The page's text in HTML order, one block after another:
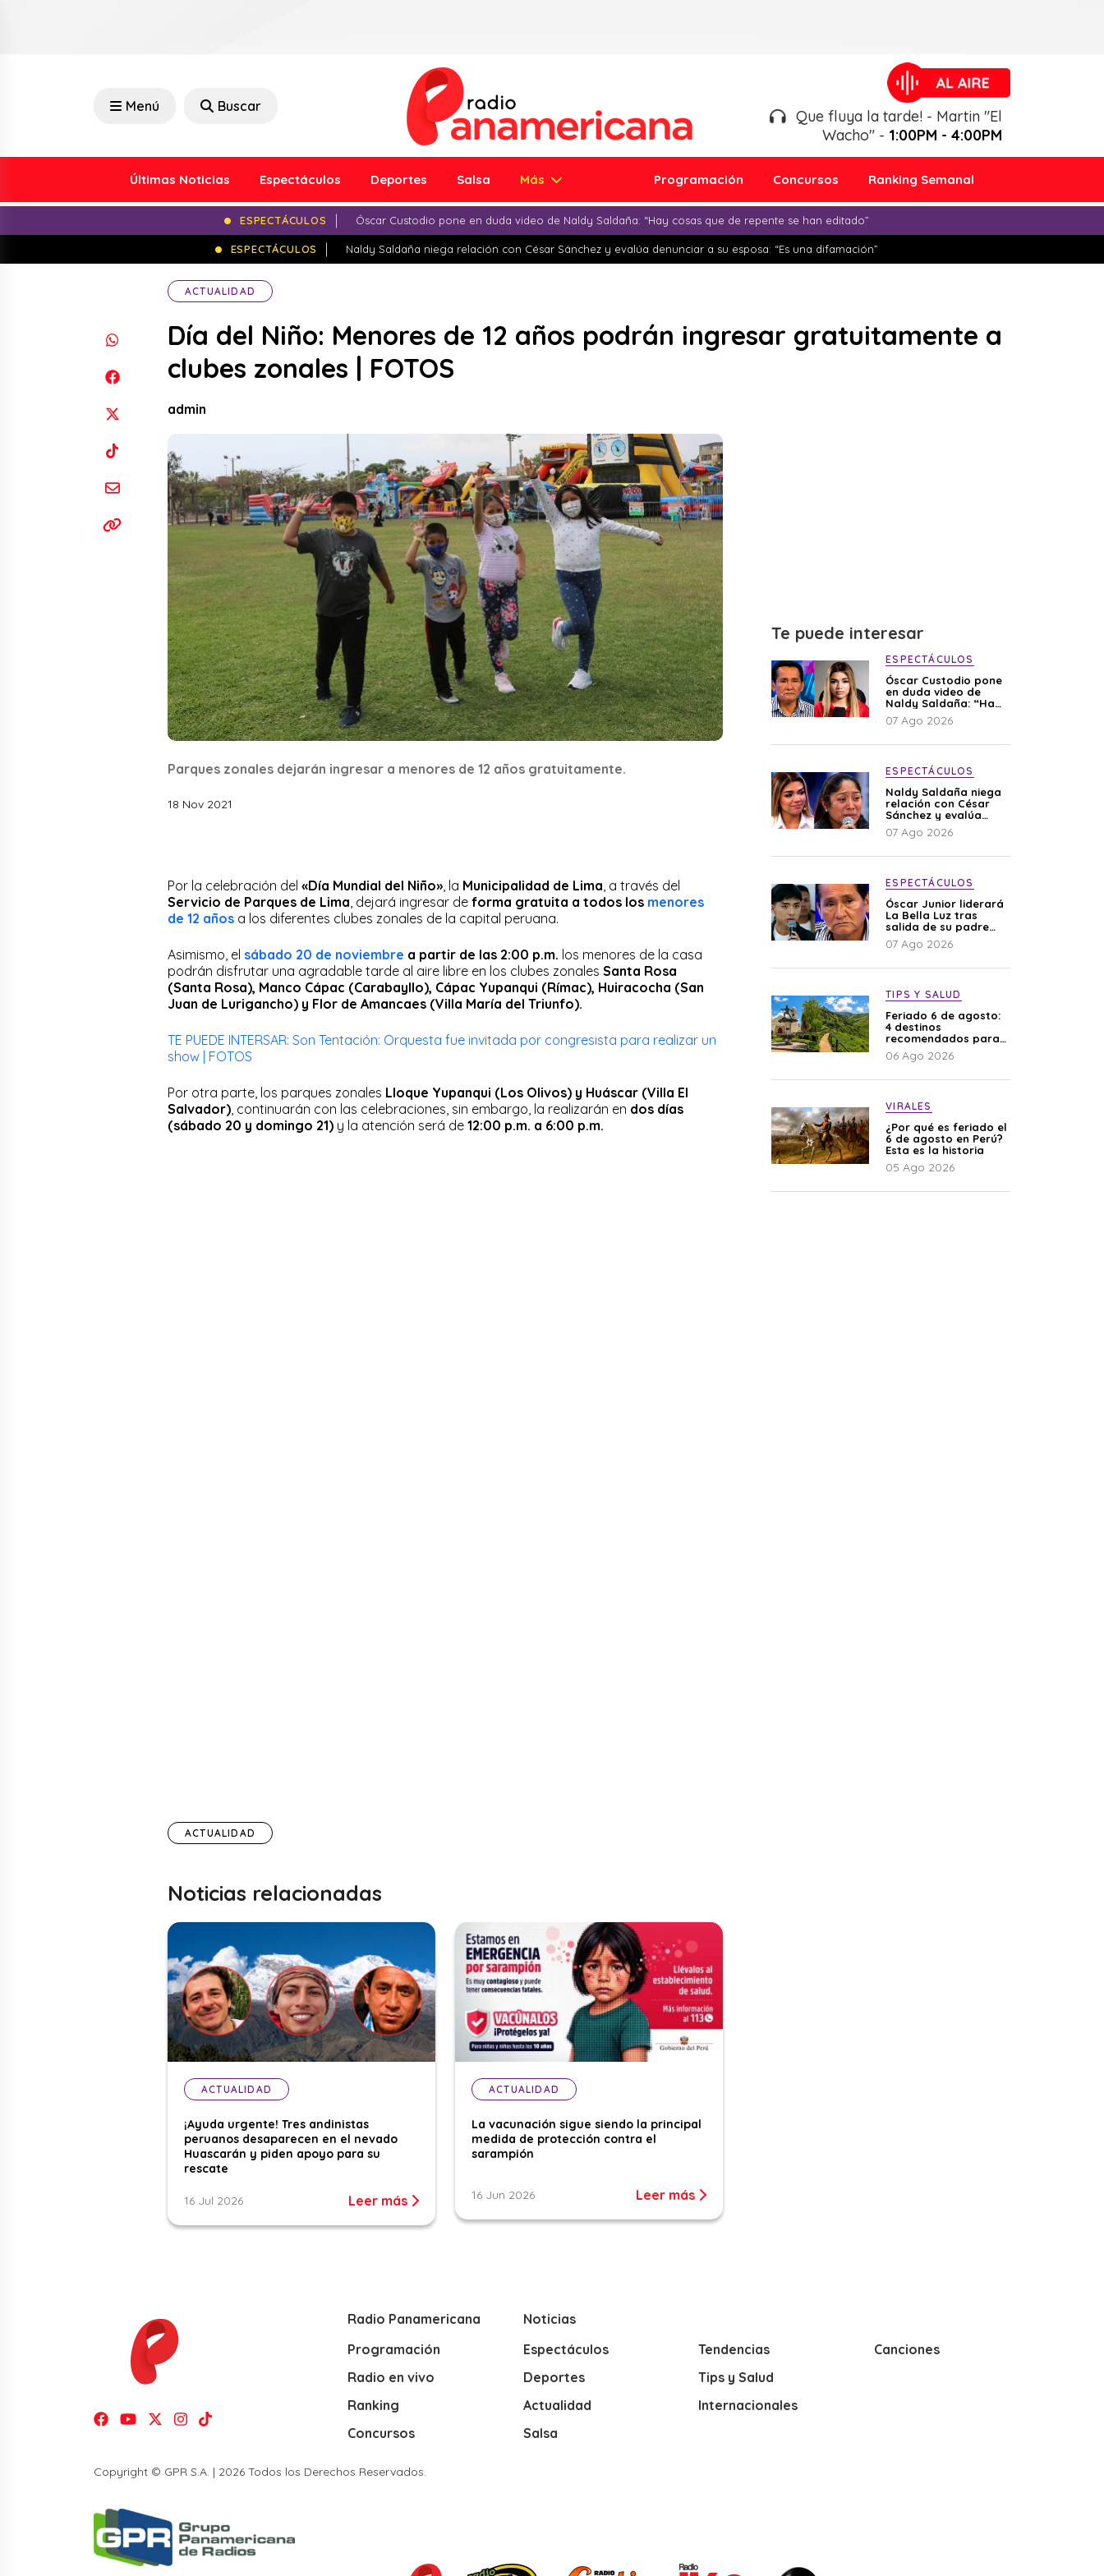
Menú Buscar
Que fluya la tarde! - Martin "El
Wacho" - 1:00PM - 4:00PM
Últimas Noticias Espectáculos Deportes Salsa Más Programación Concursos Ranking Semanal
ESPECTÁCULOS Óscar Custodio pone en duda video de Naldy Saldaña: “Hay cosas que de repente se han editado”
ESPECTÁCULOS Naldy Saldaña niega relación con César Sánchez y evalúa denunciar a su esposa: “Es una difamación”
ACTUALIDAD
Día del Niño: Menores de 12 años podrán ingresar gratuitamente a
clubes zonales | FOTOS
admin
Parques zonales dejarán ingresar a menores de 12 años gratuitamente.
18 Nov 2021
Por la celebración del «Día Mundial del Niño» , la Municipalidad de Lima , a través del
Servicio de Parques de Lima , dejará ingresar de forma gratuita a todos los menores
de 12 años a los diferentes clubes zonales de la capital peruana.
Asimismo, el sábado 20 de noviembre a partir de las 2:00 p.m. los menores de la casa
podrán disfrutar una agradable tarde al aire libre en los clubes zonales Santa Rosa
(Santa Rosa), Manco Cápac (Carabayllo), Cápac Yupanqui (Rímac), Huiracocha (San
Juan de Lurigancho) y Flor de Amancaes (Villa María del Triunfo).
TE PUEDE INTERSAR: Son Tentación: Orquesta fue invitada por congresista para realizar un
show | FOTOS
Por otra parte, los parques zonales Lloque Yupanqui (Los Olivos) y Huáscar (Villa El
Salvador) , continuarán con las celebraciones, sin embargo, la realizarán en dos días
(sábado 20 y domingo 21) y la atención será de 12:00 p.m. a 6:00 p.m.
ACTUALIDAD
Noticias relacionadas
ACTUALIDAD
¡Ayuda urgente! Tres andinistas
peruanos desaparecen en el nevado
Huascarán y piden apoyo para su
rescate
16 Jul 2026 Leer más
ACTUALIDAD
La vacunación sigue siendo la principal
medida de protección contra el
sarampión
16 Jun 2026 Leer más
Te puede interesar
ESPECTÁCULOS
Óscar Custodio pone
en duda video de
Naldy Saldaña: “Hay
cosas que de repente
se han editado”
07 Ago 2026
ESPECTÁCULOS
Naldy Saldaña niega
relación con César
Sánchez y evalúa
denunciar a su
esposa: “Es una
07 Ago 2026
ESPECTÁCULOS
Óscar Junior liderará
La Bella Luz tras
salida de su padre
por polémica con
Naldy Saldaña
07 Ago 2026
TIPS Y SALUD
Feriado 6 de agosto:
4 destinos
recomendados para
disfrutar el descanso
06 Ago 2026
VIRALES
¿Por qué es feriado el
6 de agosto en Perú?
Esta es la historia
05 Ago 2026
Radio Panamericana
Programación
Radio en vivo
Ranking
Concursos
Noticias
Espectáculos
Deportes
Actualidad
Salsa
Tendencias
Tips y Salud
Internacionales
Canciones
Copyright © GPR S.A. | 2026 Todos los Derechos Reservados.